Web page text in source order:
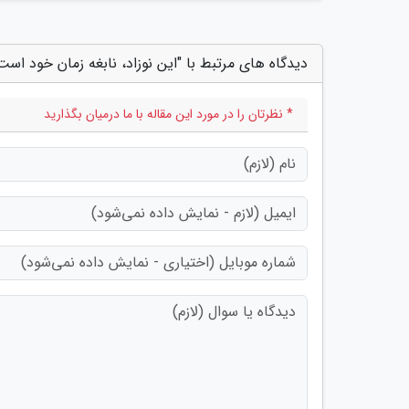
دیدگاه های مرتبط با "این نوزاد، نابغه زمان خود
* نظرتان را در مورد این مقاله با ما درمیان بگذارید